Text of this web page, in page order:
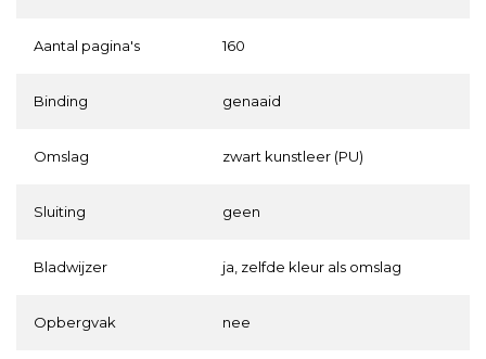
Aantal pagina's 160
Binding genaaid
Omslag zwart kunstleer (PU)
Sluiting geen
Bladwijzer ja, zelfde kleur als omslag
Opbergvak nee